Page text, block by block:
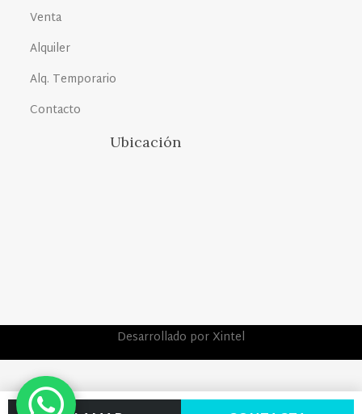
Venta
Alquiler
Alq. Temporario
Contacto
Ubicación
Desarrollado por Xintel